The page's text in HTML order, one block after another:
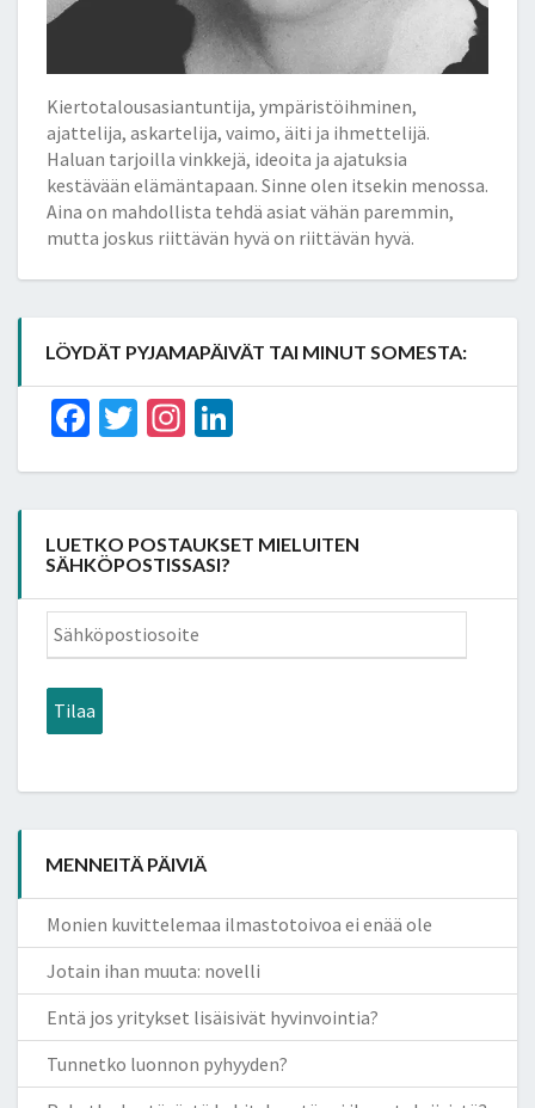
Kiertotalousasiantuntija, ympäristöihminen,
ajattelija, askartelija, vaimo, äiti ja ihmettelijä.
Haluan tarjoilla vinkkejä, ideoita ja ajatuksia
kestävään elämäntapaan. Sinne olen itsekin menossa.
Aina on mahdollista tehdä asiat vähän paremmin,
mutta joskus riittävän hyvä on riittävän hyvä.
LÖYDÄT PYJAMAPÄIVÄT TAI MINUT SOMESTA:
Facebook
TwitterInstagram
LUETKO POSTAUKSET MIELUITEN
SÄHKÖPOSTISSASI?
Sähköpostiosoite
Tilaa
MENNEITÄ PÄIVIÄ
Monien kuvittelemaa ilmastotoivoa ei enää ole
Jotain ihan muuta: novelli
Entä jos yritykset lisäisivät hyvinvointia?
Tunnetko luonnon pyhyyden?